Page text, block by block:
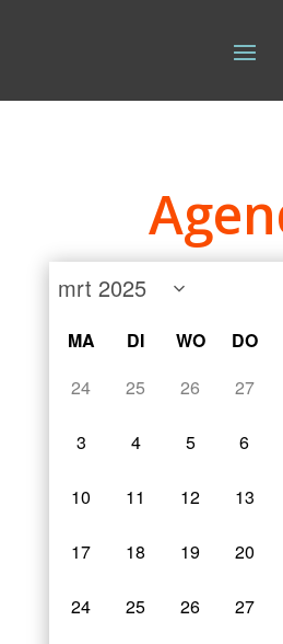
MA DI WO DO
24
25 26 27
3 4 5 6
10 11 12 13
17 18 19 20
24 25 26 27